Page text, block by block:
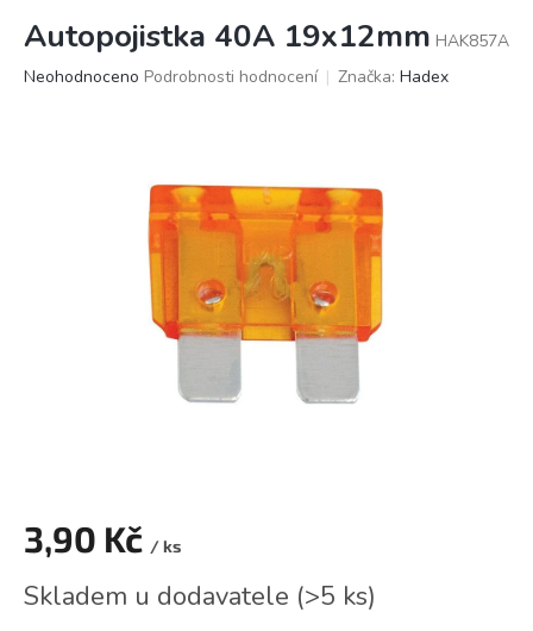
Autopojistka 40A 19x12mm HAK857A
Průměrné
Neohodnoceno Podrobnosti hodnocení Značka: Hadex
3,90 Kč / ks
cena:
Skladem u dodavatele (>5 ks)